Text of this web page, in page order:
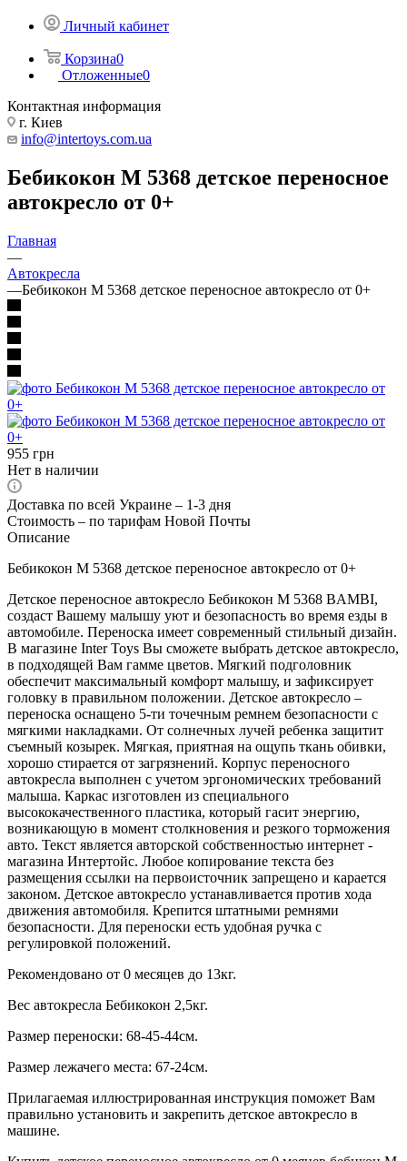
Личный кабинет
Корзина0
Отложенные0
Контактная информация
г. Киев
info@intertoys.com.ua
Бебикокон M 5368 детское переносное
автокресло от 0+
Главная
—
Автокресла
—Бебикокон M 5368 детское переносное автокресло от 0+
955 грн
Нет в наличии
Доставка по всей Украине – 1-3 дня
Стоимость – по тарифам Новой Почты
Описание
Бебикокон M 5368 детское переносное автокресло от 0+
Детское переносное автокресло Бебикокон М 5368 BAMBI,
создаст Вашему малышу уют и безопасность во время езды в
автомобиле. Переноска имеет современный стильный дизайн.
В магазине Inter Toys Вы сможете выбрать детское автокресло,
в подходящей Вам гамме цветов. Мягкий подголовник
обеспечит максимальный комфорт малышу, и зафиксирует
головку в правильном положении. Детское автокресло –
переноска оснащено 5-ти точечным ремнем безопасности с
мягкими накладками. От солнечных лучей ребенка защитит
съемный козырек. Мягкая, приятная на ощупь ткань обивки,
хорошо стирается от загрязнений. Корпус переносного
автокресла выполнен с учетом эргономических требований
малыша. Каркас изготовлен из специального
высококачественного пластика, который гасит энергию,
возникающую в момент столкновения и резкого торможения
авто. Текст является авторской собственностью интернет -
магазина Интертойс. Любое копирование текста без
размещения ссылки на первоисточник запрещено и карается
законом. Детское автокресло устанавливается против хода
движения автомобиля. Крепится штатными ремнями
безопасности. Для переноски есть удобная ручка с
регулировкой положений.
Рекомендовано от 0 месяцев до 13кг.
Вес автокресла Бебикокон 2,5кг.
Размер переноски: 68-45-44см.
Размер лежачего места: 67-24см.
Прилагаемая иллюстрированная инструкция поможет Вам
правильно установить и закрепить детское автокресло в
машине.